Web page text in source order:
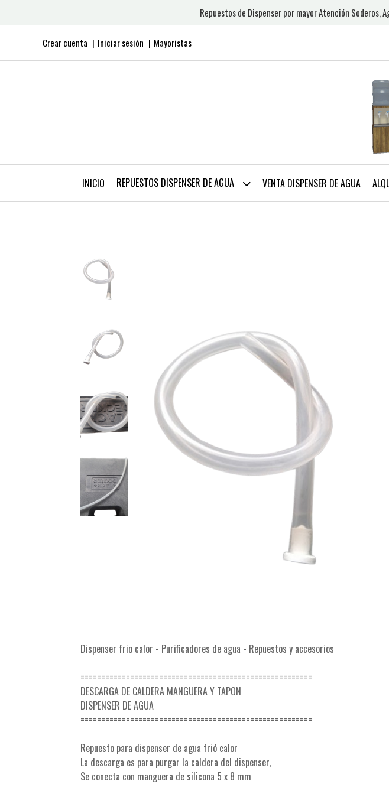
Repuestos de Dispenser por mayor Atención
Crear cuenta Iniciar sesión Mayoristas
INICIO REPUESTOS DISPENSER DE AGUA VENTA DISPENSER DE AGUA
Dispenser frio calor - Purificadores de agua - Repuestos y accesorios
========================================================
DESCARGA DE CALDERA MANGUERA Y TAPON
DISPENSER DE AGUA
========================================================
Repuesto para dispenser de agua frió calor
La descarga es para purgar la caldera del dispenser,
Se conecta con manguera de silicona 5 x 8 mm